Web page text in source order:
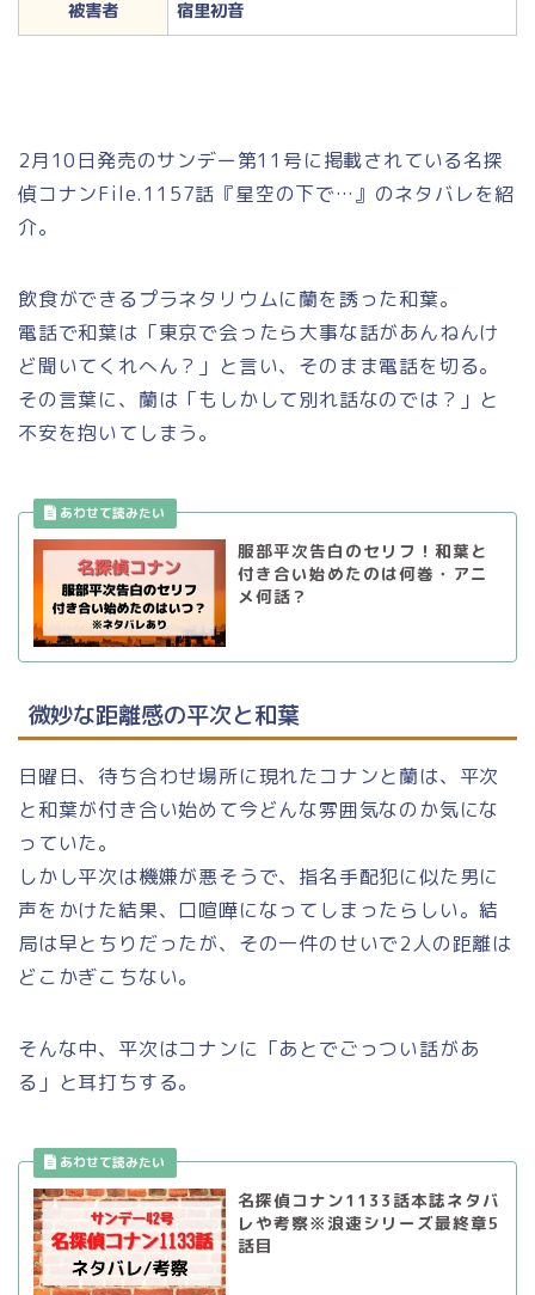
被害者 宿里初音
2月10日発売のサンデー第11号に掲載されている名探
偵コナンFile.1157話『星空の下で…』のネタバレを紹
介。
飲食ができるプラネタリウムに蘭を誘った和葉。
電話で和葉は「東京で会ったら大事な話があんねんけ
ど聞いてくれへん？」と言い、そのまま電話を切る。
その言葉に、蘭は「もしかして別れ話なのでは？」と
不安を抱いてしまう。
服部平次告白のセリフ！和葉と
付き合い始めたのは何巻・アニ
メ何話？
微妙な距離感の平次と和葉
日曜日、待ち合わせ場所に現れたコナンと蘭は、平次
と和葉が付き合い始めて今どんな雰囲気なのか気にな
っていた。
しかし平次は機嫌が悪そうで、指名手配犯に似た男に
声をかけた結果、口喧嘩になってしまったらしい。結
局は早とちりだったが、その一件のせいで2人の距離は
どこかぎこちない。
そんな中、平次はコナンに「あとでごっつい話があ
る」と耳打ちする。
名探偵コナン1133話本誌ネタバ
レや考察※浪速シリーズ最終章5
話目